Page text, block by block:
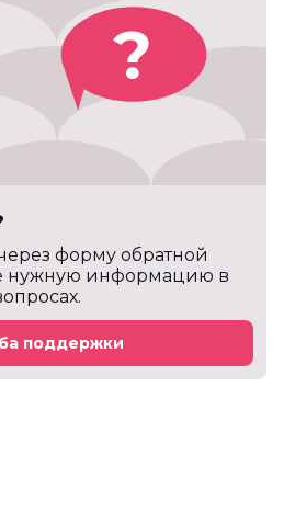
форму обратной
нужную информацию в
поддержки